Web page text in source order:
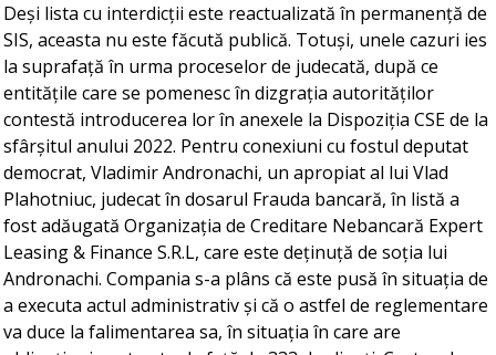
Deși lista cu interdicții este reactualizată în permanență de
SIS, aceasta nu este făcută publică. Totuși, unele cazuri ies
la suprafață în urma proceselor de judecată, după ce
entitățile care se pomenesc în dizgrația autorităților
contestă introducerea lor în anexele la Dispoziția CSE de la
sfârșitul anului 2022. Pentru conexiuni cu fostul deputat
democrat, Vladimir Andronachi, un apropiat al lui Vlad
Plahotniuc, judecat în dosarul Frauda bancară, în listă a
fost adăugată Organizația de Creditare Nebancară Expert
Leasing & Finance S.R.L, care este deținuță de soția lui
Andronachi. Compania s-a plâns că este pusă în situația de
a executa actul administrativ și că o astfel de reglementare
va duce la falimentarea sa, în situația în care are